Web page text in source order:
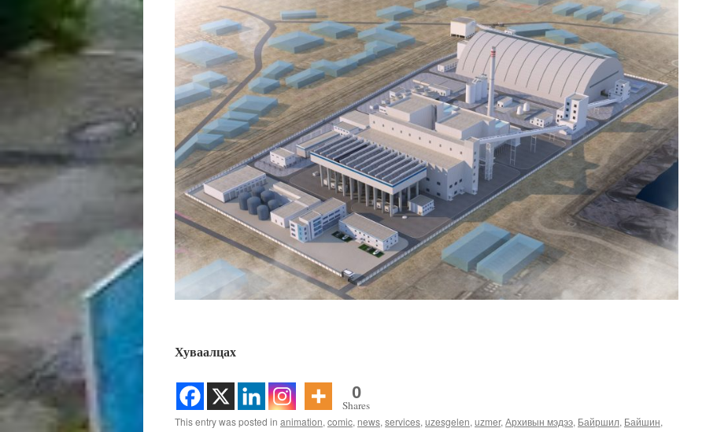
Хуваалцах
0
Shares
This entry was posted in animation, comic, news, services, uzesgelen, uzmer, Архивын мэдээ, Байршил, Байшин,